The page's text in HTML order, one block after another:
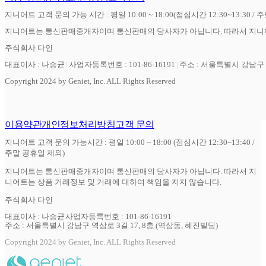
지니어트 고객 문의 가능 시간 : 평일 10:00 ~ 18:00(점심시간 12:30~13:30 /
지니어트는 통신판매중개자이며 통신판매의 당사자가 아닙니다. 따라서 지
주식회사 다인
대표이사 : 나승균 사업자등록번호 : 101-86-16191
주소 : 서울특별시 강남
Copyright 2024 by Geniet, Inc. ALL Rights Reserved
이용약관개인정보처리방침고객 문의
지니어트 고객 문의 가능시간 : 평일 10:00 ~ 18:00 (점심시간 12:30~13:40 /
주말 공휴일 제외)
지니어트는 통신판매중개자이며 통신판매의 당사자가 아닙니다. 따라서 지
니어트는 상품 거래정보 및 거래에 대하여 책임을 지지 않습니다.
주식회사 다인
대표이사 : 나승균사업자등록번호 : 101-86-16191
주소 : 서울특별시 강남구 역삼로 3길 17, 8층 (역삼동, 혜진빌딩)
Copyright 2024 by Geniet, Inc. ALL Rights Reserved